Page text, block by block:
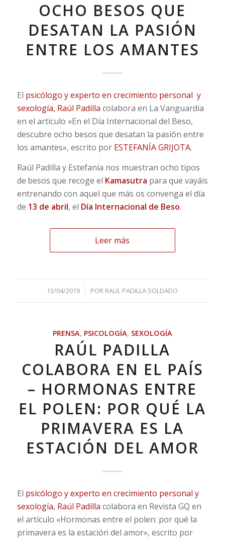
OCHO BESOS QUE
DESATAN LA PASIÓN
ENTRE LOS AMANTES
El psicólogo y experto en crecimiento personal y
sexología, Raúl Padilla colabora en La Vanguardia
en el artículo «En el Día Internacional del Beso,
descubre ocho besos que desatan la pasión entre
los amantes», escrito por ESTEFANÍA GRIJOTA.
Raúl Padilla y Estefanía nos muestran ocho tipos
de besos que recoge el Kamasutra para que vayáis
entrenando con aquel que más os convenga el día
de 13 de abril, el Día Internacional de Beso.
Leer más
13/04/2019
/ POR RAUL PADILLA SOLDADO
PRENSA, PSICOLOGÍA, SEXOLOGÍA
RAÚL PADILLA
COLABORA EN EL PAÍS
– HORMONAS ENTRE
EL POLEN: POR QUÉ LA
PRIMAVERA ES LA
ESTACIÓN DEL AMOR
El psicólogo y experto en crecimiento personal y
sexología, Raúl Padilla colabora en Revista GQ en
el artículo «Hormonas entre el polen: por qué la
primavera es la estación del amor», escrito por